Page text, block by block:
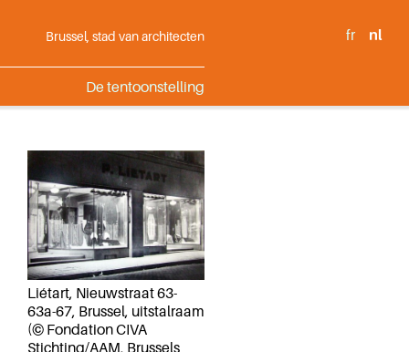
Brussel, stad van architecten
De tentoonstelling
fr nl
Liétart, Nieuwstraat 63-
63a-67, Brussel, uitstalraam
(© Fondation CIVA
Stichting/AAM, Brussels